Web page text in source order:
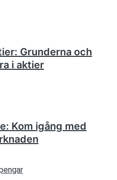
Grunderna och
i aktier
Kom igång med